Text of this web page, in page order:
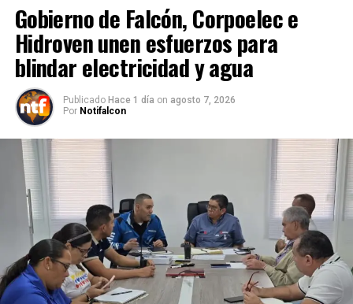
Gobierno de Falcón, Corpoelec e
Hidroven unen esfuerzos para
blindar electricidad y agua
Publicado Hace 1 día on agosto 7, 2026
Por Notifalcon